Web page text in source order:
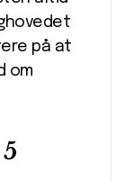
på at
om